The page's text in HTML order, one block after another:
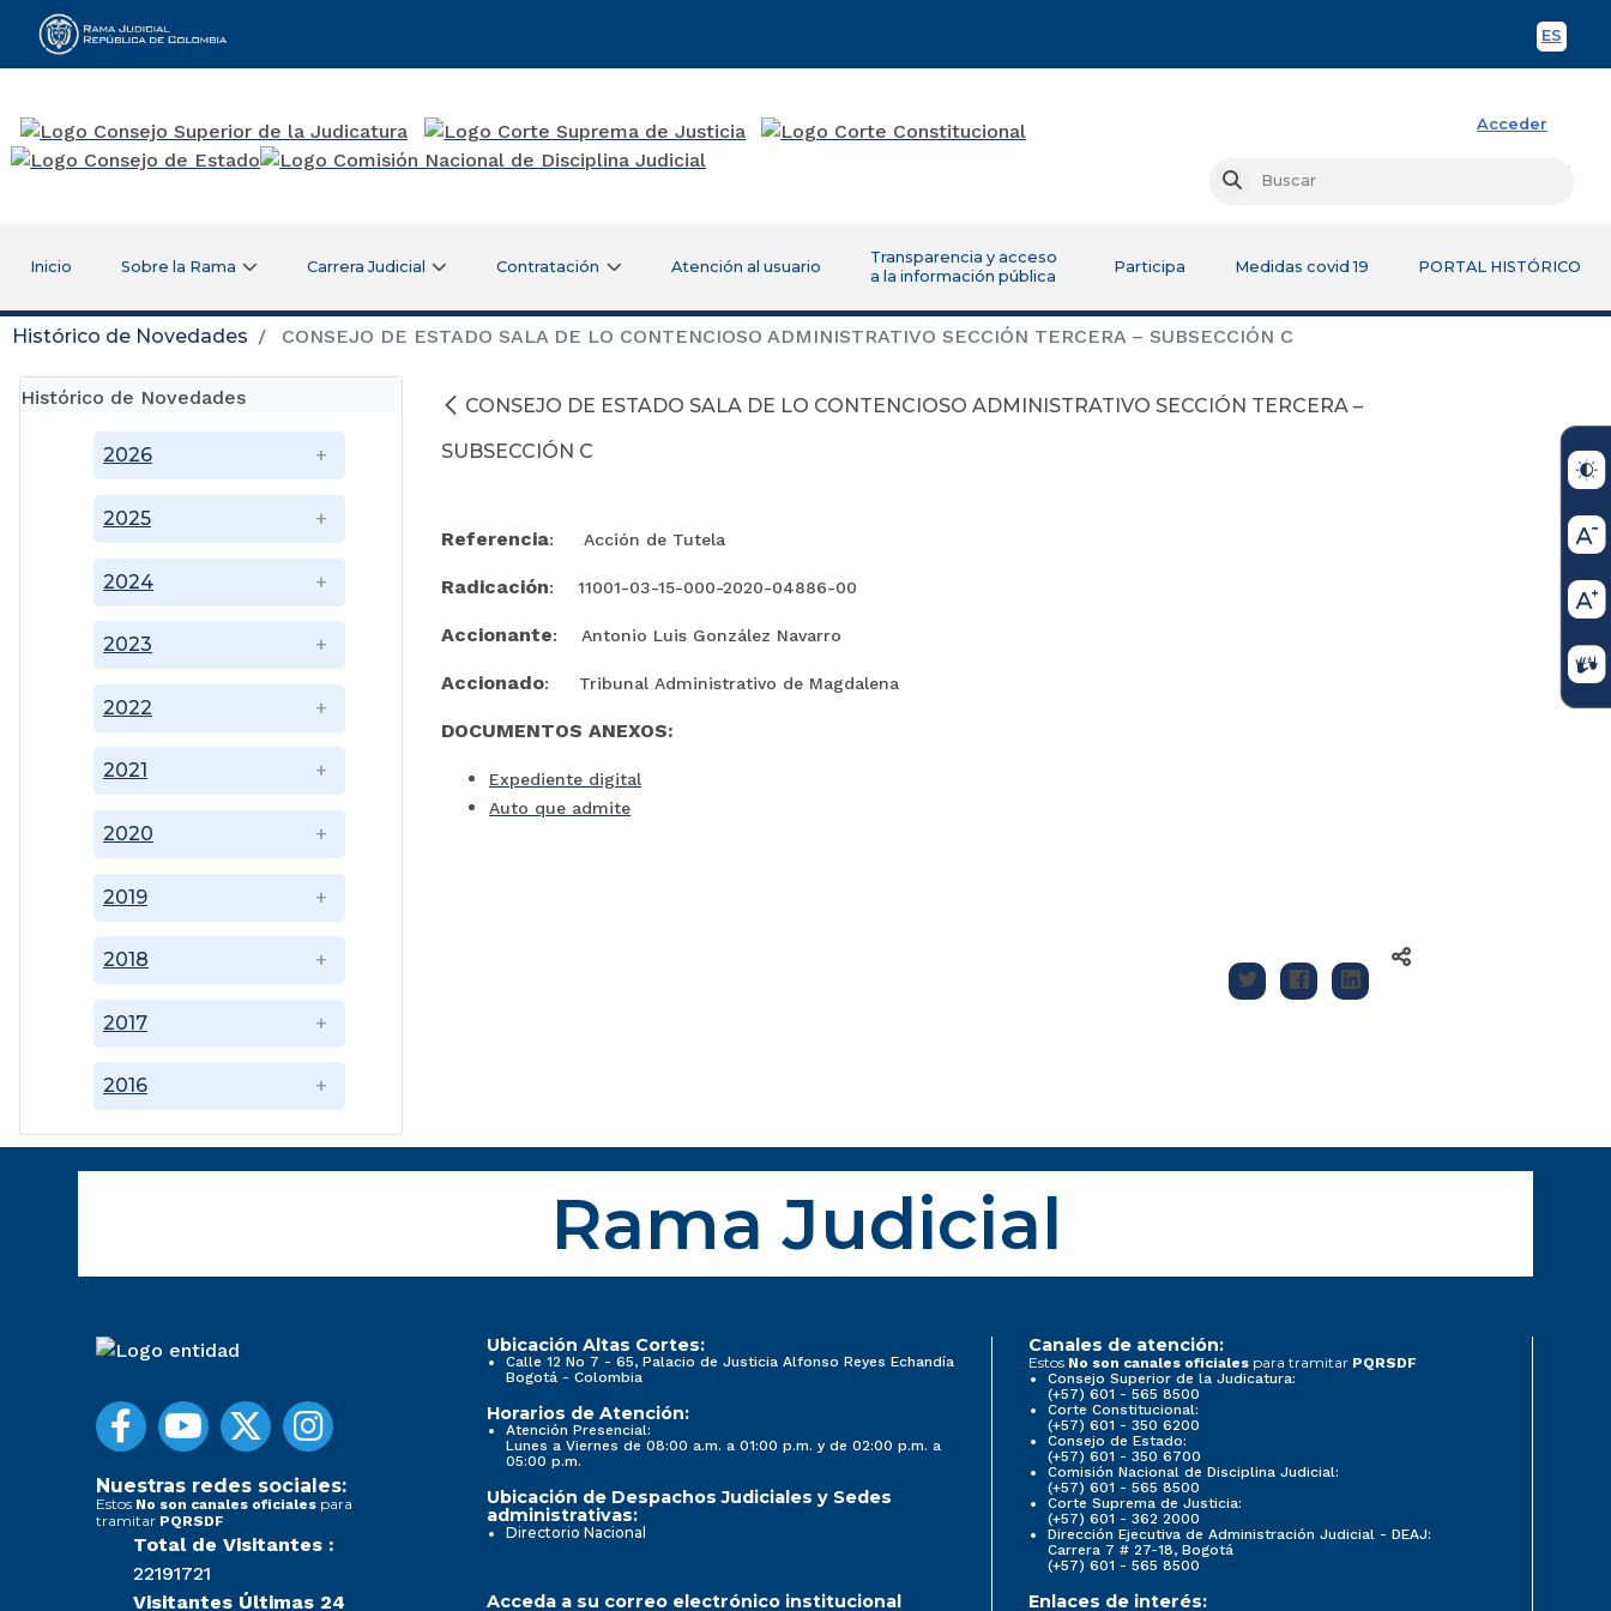
ES
Rama Judicial
Acceder
Buscar
Inicio Sobre la Rama Carrera Judicial Contratación Atención al usuario
Transparencia y acceso
a la información pública
Participa Medidas covid 19 PORTAL HISTÓRICO
Histórico de Novedades CONSEJO DE ESTADO SALA DE LO CONTENCIOSO ADMINISTRATIVO SECCIÓN TERCERA – SUBSECCIÓN C
Histórico de Novedades
2016
2017
2018
2019
2020
2021
2022
2023
2024
2025
2026
CONSEJO DE ESTADO SALA DE LO CONTENCIOSO ADMINISTRATIVO SECCIÓN TERCERA –
SUBSECCIÓN C
Referencia: Acción de Tutela
Radicación: 11001-03-15-000-2020-04886-00
Accionante: Antonio Luis González Navarro
Accionado: Tribunal Administrativo de Magdalena
DOCUMENTOS ANEXOS:
Expediente digital
Auto que admite
Rama Judicial
Nuestras redes sociales:
Estos No son canales oficiales para
tramitar PQRSDF
Total de Visitantes :
22191721
Visitantes Últimas 24
Ubicación Altas Cortes:
Calle 12 No 7 - 65, Palacio de Justicia Alfonso Reyes Echandía
Bogotá - Colombia
Horarios de Atención:
Atención Presencial:
Lunes a Viernes de 08:00 a.m. a 01:00 p.m. y de 02:00 p.m. a
05:00 p.m.
Ubicación de Despachos Judiciales y Sedes
administrativas:
Directorio Nacional
Canales de atención:
Estos No son canales oficiales para tramitar PQRSDF
Consejo Superior de la Judicatura:
(+57) 601 - 565 8500
Corte Constitucional:
(+57) 601 - 350 6200
Consejo de Estado:
(+57) 601 - 350 6700
Comisión Nacional de Disciplina Judicial:
(+57) 601 - 565 8500
Corte Suprema de Justicia:
(+57) 601 - 362 2000
Dirección Ejecutiva de Administración Judicial - DEAJ:
Carrera 7 # 27-18, Bogotá
(+57) 601 - 565 8500
Acceda a su correo electrónico institucional Enlaces de interés: